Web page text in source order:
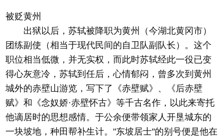
被贬黄州
出狱以后，苏轼被降职为黄州（今湖北黄冈市）
团练副使（相当于现代民间的自卫队副队长）。这个
职位相当低微，并无实权，而此时苏轼经此一役已变
得心灰意冷，苏轼到任后，心情郁闷，曾多次到黄州
城外的赤壁山游览，写下了《赤壁赋》、《后赤壁
赋》和《念奴娇·赤壁怀古》等千古名作，以此来寄托
他谪居时的思想感情。于公余便带领家人开垦城东的
一块坡地，种田帮补生计。"东坡居士"的别号便是他在